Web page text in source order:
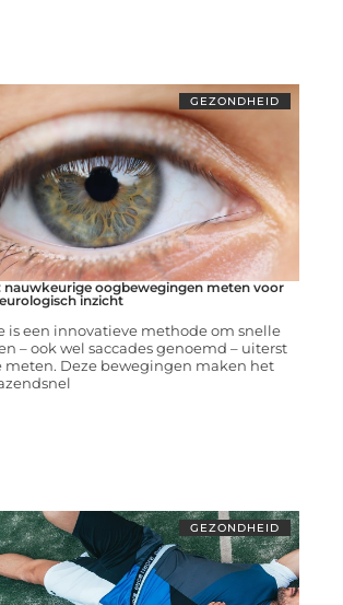
GEZONDHEID
nauwkeurige oogbewegingen meten voor
inzicht
is een innovatieve methode om snelle
– ook wel saccades genoemd – uiterst
meten. Deze bewegingen maken het
GEZONDHEID